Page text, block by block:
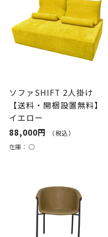
ソファSHIFT 2人掛け
【送料・開梱設置無料】
イエロー
88,000円
（税込）
在庫： ○